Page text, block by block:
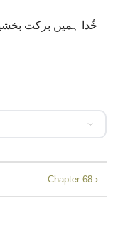
Chapter 68 ›